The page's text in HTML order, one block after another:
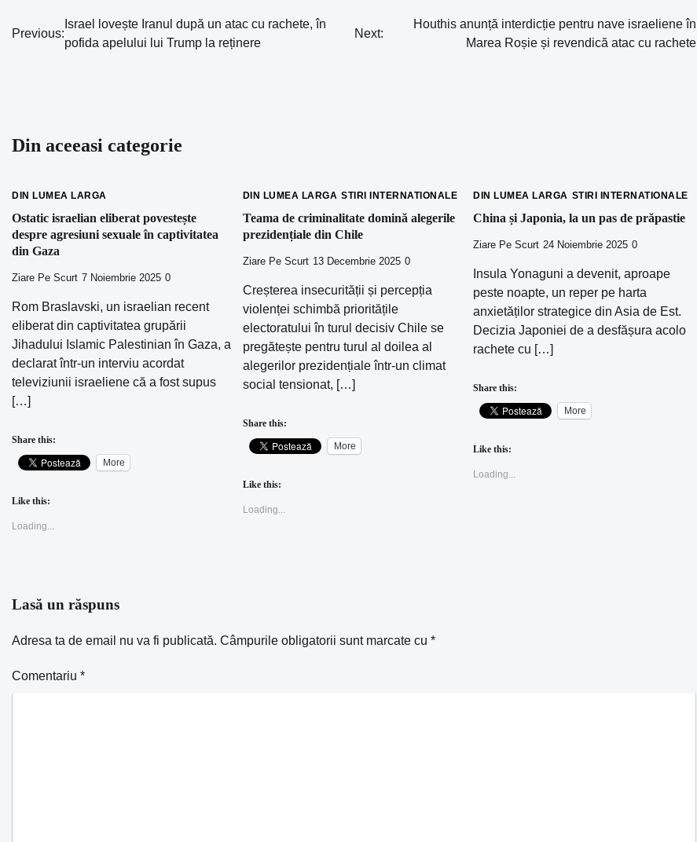
Navigare
Previous:
Israel lovește Iranul după un atac cu rachete, în
pofida apelului lui Trump la reținere
Next:
Houthis anunță interdicție pentru nave israeliene în
Marea Roșie și revendică atac cu rachete
Din aceeasi categorie
DIN LUMEA LARGA
Ostatic israelian eliberat povestește
despre agresiuni sexuale în captivitatea
din Gaza
Ziare Pe Scurt 7 Noiembrie 2025 0
Rom Braslavski, un israelian recent
eliberat din captivitatea grupării
Jihadului Islamic Palestinian în Gaza, a
declarat într-un interviu acordat
televiziunii israeliene că a fost supus
[…]
Share this:
More
Like this:
Loading...
DIN LUMEA LARGA STIRI INTERNATIONALE
Teama de criminalitate domină alegerile
prezidențiale din Chile
Ziare Pe Scurt 13 Decembrie 2025 0
Creșterea insecurității și percepția
violenței schimbă prioritățile
electoratului în turul decisiv Chile se
pregătește pentru turul al doilea al
alegerilor prezidențiale într-un climat
social tensionat, […]
Share this:
More
Like this:
Loading...
DIN LUMEA LARGA STIRI INTERNATIONALE
China și Japonia, la un pas de prăpastie
Ziare Pe Scurt 24 Noiembrie 2025 0
Insula Yonaguni a devenit, aproape
peste noapte, un reper pe harta
anxietăților strategice din Asia de Est.
Decizia Japoniei de a desfășura acolo
rachete cu […]
Share this:
More
Like this:
Loading...
Lasă un răspuns
Adresa ta de email nu va fi publicată. Câmpurile obligatorii sunt marcate cu *
Comentariu *